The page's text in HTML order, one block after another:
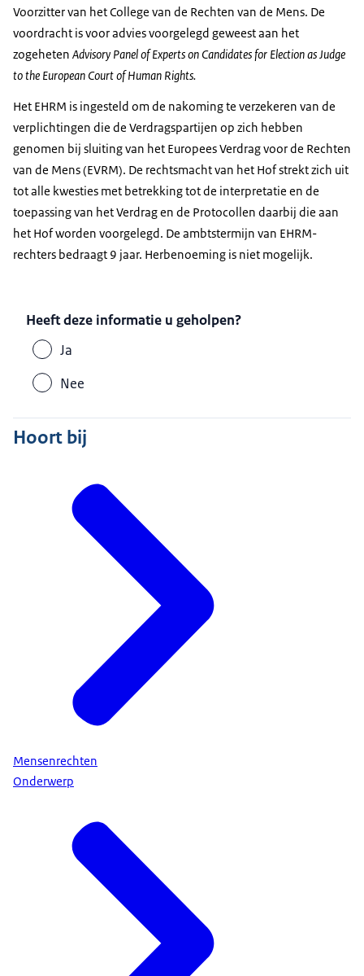
Voorzitter van het College van de Rechten van de Mens. De
voordracht is voor advies voorgelegd geweest aan het
zogeheten Advisory Panel of Experts on Candidates for Election as Judge
to the European Court of Human Rights.
Het EHRM is ingesteld om de nakoming te verzekeren van de
verplichtingen die de Verdragspartijen op zich hebben
genomen bij sluiting van het Europees Verdrag voor de Rechten
van de Mens (EVRM). De rechtsmacht van het Hof strekt zich uit
tot alle kwesties met betrekking tot de interpretatie en de
toepassing van het Verdrag en de Protocollen daarbij die aan
het Hof worden voorgelegd. De ambtstermijn van EHRM-
rechters bedraagt 9 jaar. Herbenoeming is niet mogelijk.
Heeft deze informatie u geholpen?
Ja
Nee
Hoort bij
Mensenrechten
Onderwerp